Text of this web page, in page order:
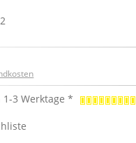
3 Werktage *